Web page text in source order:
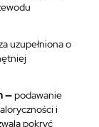
uzupełniona o
—podawanie
i
pokryć